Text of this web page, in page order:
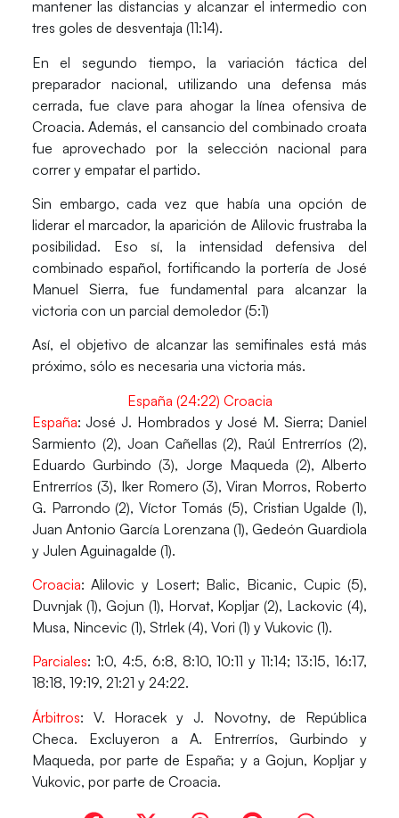
mantener las distancias y alcanzar el intermedio con
tres goles de desventaja (11:14).
En el segundo tiempo, la variación táctica del
preparador nacional, utilizando una defensa más
cerrada, fue clave para ahogar la línea ofensiva de
Croacia. Además, el cansancio del combinado croata
fue aprovechado por la selección nacional para
correr y empatar el partido.
Sin embargo, cada vez que había una opción de
liderar el marcador, la aparición de Alilovic frustraba la
posibilidad. Eso sí, la intensidad defensiva del
combinado español, fortificando la portería de José
Manuel Sierra, fue fundamental para alcanzar la
victoria con un parcial demoledor (5:1)
Así, el objetivo de alcanzar las semifinales está más
próximo, sólo es necesaria una victoria más.
España (24:22) Croacia
España: José J. Hombrados y José M. Sierra; Daniel
Sarmiento (2), Joan Cañellas (2), Raúl Entrerríos (2),
Eduardo Gurbindo (3), Jorge Maqueda (2), Alberto
Entrerríos (3), Iker Romero (3), Viran Morros, Roberto
G. Parrondo (2), Víctor Tomás (5), Cristian Ugalde (1),
Juan Antonio García Lorenzana (1), Gedeón Guardiola
y Julen Aguinagalde (1).
Croacia: Alilovic y Losert; Balic, Bicanic, Cupic (5),
Duvnjak (1), Gojun (1), Horvat, Kopljar (2), Lackovic (4),
Musa, Nincevic (1), Strlek (4), Vori (1) y Vukovic (1).
Parciales: 1:0, 4:5, 6:8, 8:10, 10:11 y 11:14; 13:15, 16:17,
18:18, 19:19, 21:21 y 24:22.
Árbitros: V. Horacek y J. Novotny, de República
Checa. Excluyeron a A. Entrerríos, Gurbindo y
Maqueda, por parte de España; y a Gojun, Kopljar y
Vukovic, por parte de Croacia.